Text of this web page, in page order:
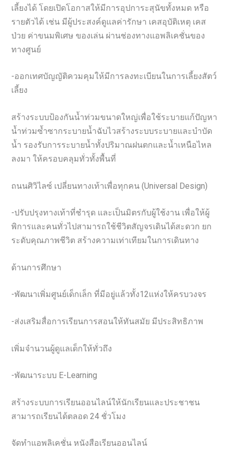
เลี้ยงได้ โดยเปิดโอกาสให้มีการอุปการะสุนัขทั้งหมด หรือ
รายตัวได้ เช่น มีผู้ประสงค์ดูแลค่ารักษา เคสอุบัติเหตุ เคส
ป่วย ค่าขนมพิเศษ ของเล่น ผ่านช่องทางแอพลิเคชั่นของ
ทางศูนย์
-ออกเทศบัญญัติควมคุมให้มีการลงทะเบียนในการเลี้ยงสัตว์
เลี้ยง
สร้างระบบป้องกันน้ำท่วมขนาดใหญ่เพื่อใช้ระบายแก้ปัญหา
น้ำท่วมซ้ำซากระบายน้ำฉับไวสร้างระบบระบายและบำบัด
น้ำ รองรับการระบายน้ำทั้งปริมาณฝนตกและน้ำเหนือไหล
ลงมา ให้ครอบคลุมทั่วทั้งพื้นที่
ถนนศิวิไลซ์ เปลี่ยนทางเท้าเพื่อทุกคน (Universal Design)
-ปรับปรุงทางเท้าที่ชำรุด และเป็นมิตรกับผู้ใช้งาน เพื่อให้ผู้
พิการและคนทั่วไปสามารถใช้ชีวิตสัญจรเดินได้สะดวก ยก
ระดับคุณภาพชีวิต สร้างความเท่าเทียมในการเดินทาง
ด้านการศึกษา
-พัฒนาเพิ่มศูนย์เด็กเล็ก ที่มีอยู่แล้วทั้ง12แห่งให้ครบวงจร
-ส่งเสริมสื่อการเรียนการสอนให้ทันสมัย มีประสิทธิภาพ
เพิ่มจำนวนผู้ดูแลเด็กให้ทั่วถึง
-พัฒนาระบบ E-Learning
สร้างระบบการเรียนออนไลน์ให้นักเรียนและประชาชน
สามารถเรียนได้ตลอด 24 ชั่วโมง
จัดทำแอพลิเคชั่น หนังสือเรียนออนไลน์